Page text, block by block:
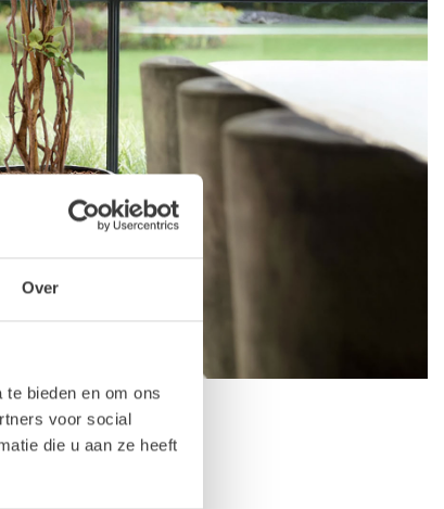
Over
bieden en om ons
voor social
die u aan ze heeft